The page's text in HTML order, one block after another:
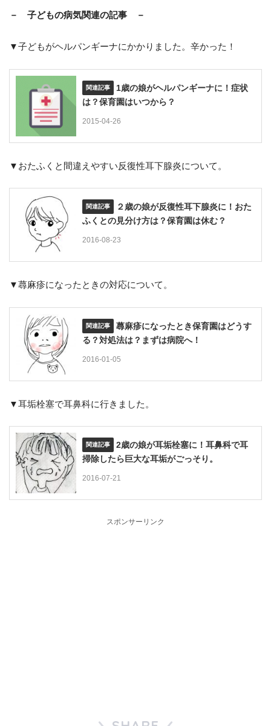
－ 子どもの病気関連の記事 －
▼子どもがヘルパンギーナにかかりました。辛かった！
1歳の娘がヘルパンギーナに！症状
は？保育園はいつから？
2015-04-26
▼おたふくと間違えやすい反復性耳下腺炎について。
２歳の娘が反復性耳下腺炎に！おた
ふくとの見分け方は？保育園は休む？
2016-08-23
▼蕁麻疹になったときの対応について。
蕁麻疹になったとき保育園はどうす
る？対処法は？まずは病院へ！
2016-01-05
▼耳垢栓塞で耳鼻科に行きました。
2歳の娘が耳垢栓塞に！耳鼻科で耳
掃除したら巨大な耳垢がごっそり。
2016-07-21
スポンサーリンク